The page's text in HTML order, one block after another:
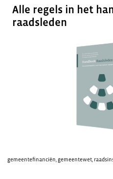
Alle regels in het
raadsleden
gemeentefinanciën, gemeentewet,